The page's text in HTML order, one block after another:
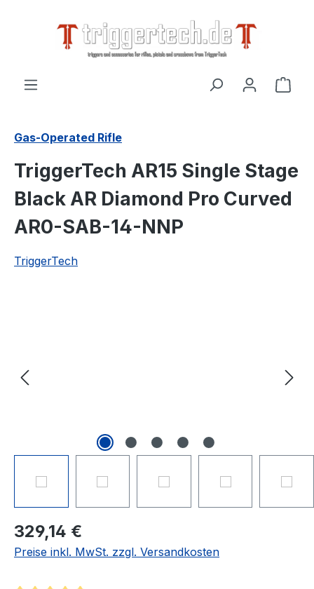
Gas-Operated Rifle
TriggerTech AR15 Single Stage
Black AR Diamond Pro Curved
AR0-SAB-14-NNP
TriggerTech
329,14 €
Preise inkl. MwSt. zzgl. Versandkosten